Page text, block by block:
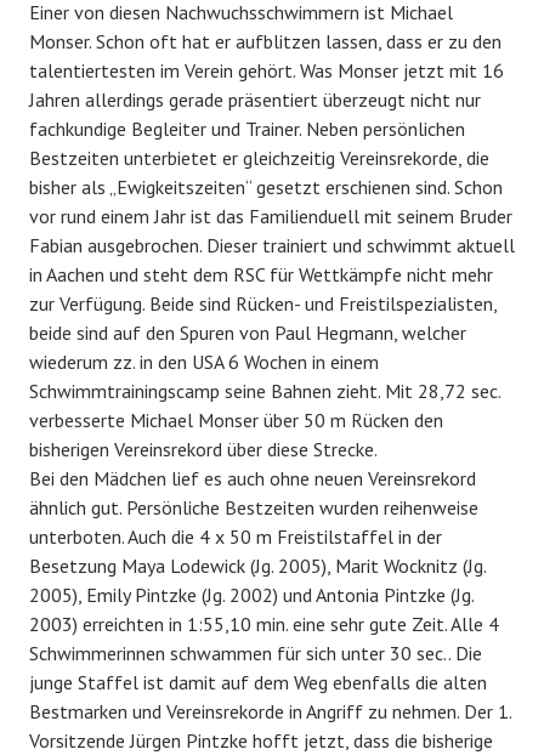
Einer von diesen Nachwuchsschwimmern ist Michael
Monser. Schon oft hat er aufblitzen lassen, dass er zu den
talentiertesten im Verein gehört. Was Monser jetzt mit 16
Jahren allerdings gerade präsentiert überzeugt nicht nur
fachkundige Begleiter und Trainer. Neben persönlichen
Bestzeiten unterbietet er gleichzeitig Vereinsrekorde, die
bisher als „Ewigkeitszeiten“ gesetzt erschienen sind. Schon
vor rund einem Jahr ist das Familienduell mit seinem Bruder
Fabian ausgebrochen. Dieser trainiert und schwimmt aktuell
in Aachen und steht dem RSC für Wettkämpfe nicht mehr
zur Verfügung. Beide sind Rücken- und Freistilspezialisten,
beide sind auf den Spuren von Paul Hegmann, welcher
wiederum zz. in den USA 6 Wochen in einem
Schwimmtrainingscamp seine Bahnen zieht. Mit 28,72 sec.
verbesserte Michael Monser über 50 m Rücken den
bisherigen Vereinsrekord über diese Strecke.
Bei den Mädchen lief es auch ohne neuen Vereinsrekord
ähnlich gut. Persönliche Bestzeiten wurden reihenweise
unterboten. Auch die 4 x 50 m Freistilstaffel in der
Besetzung Maya Lodewick (Jg. 2005), Marit Wocknitz (Jg.
2005), Emily Pintzke (Jg. 2002) und Antonia Pintzke (Jg.
2003) erreichten in 1:55,10 min. eine sehr gute Zeit. Alle 4
Schwimmerinnen schwammen für sich unter 30 sec.. Die
junge Staffel ist damit auf dem Weg ebenfalls die alten
Bestmarken und Vereinsrekorde in Angriff zu nehmen. Der 1.
Vorsitzende Jürgen Pintzke hofft jetzt, dass die bisherige